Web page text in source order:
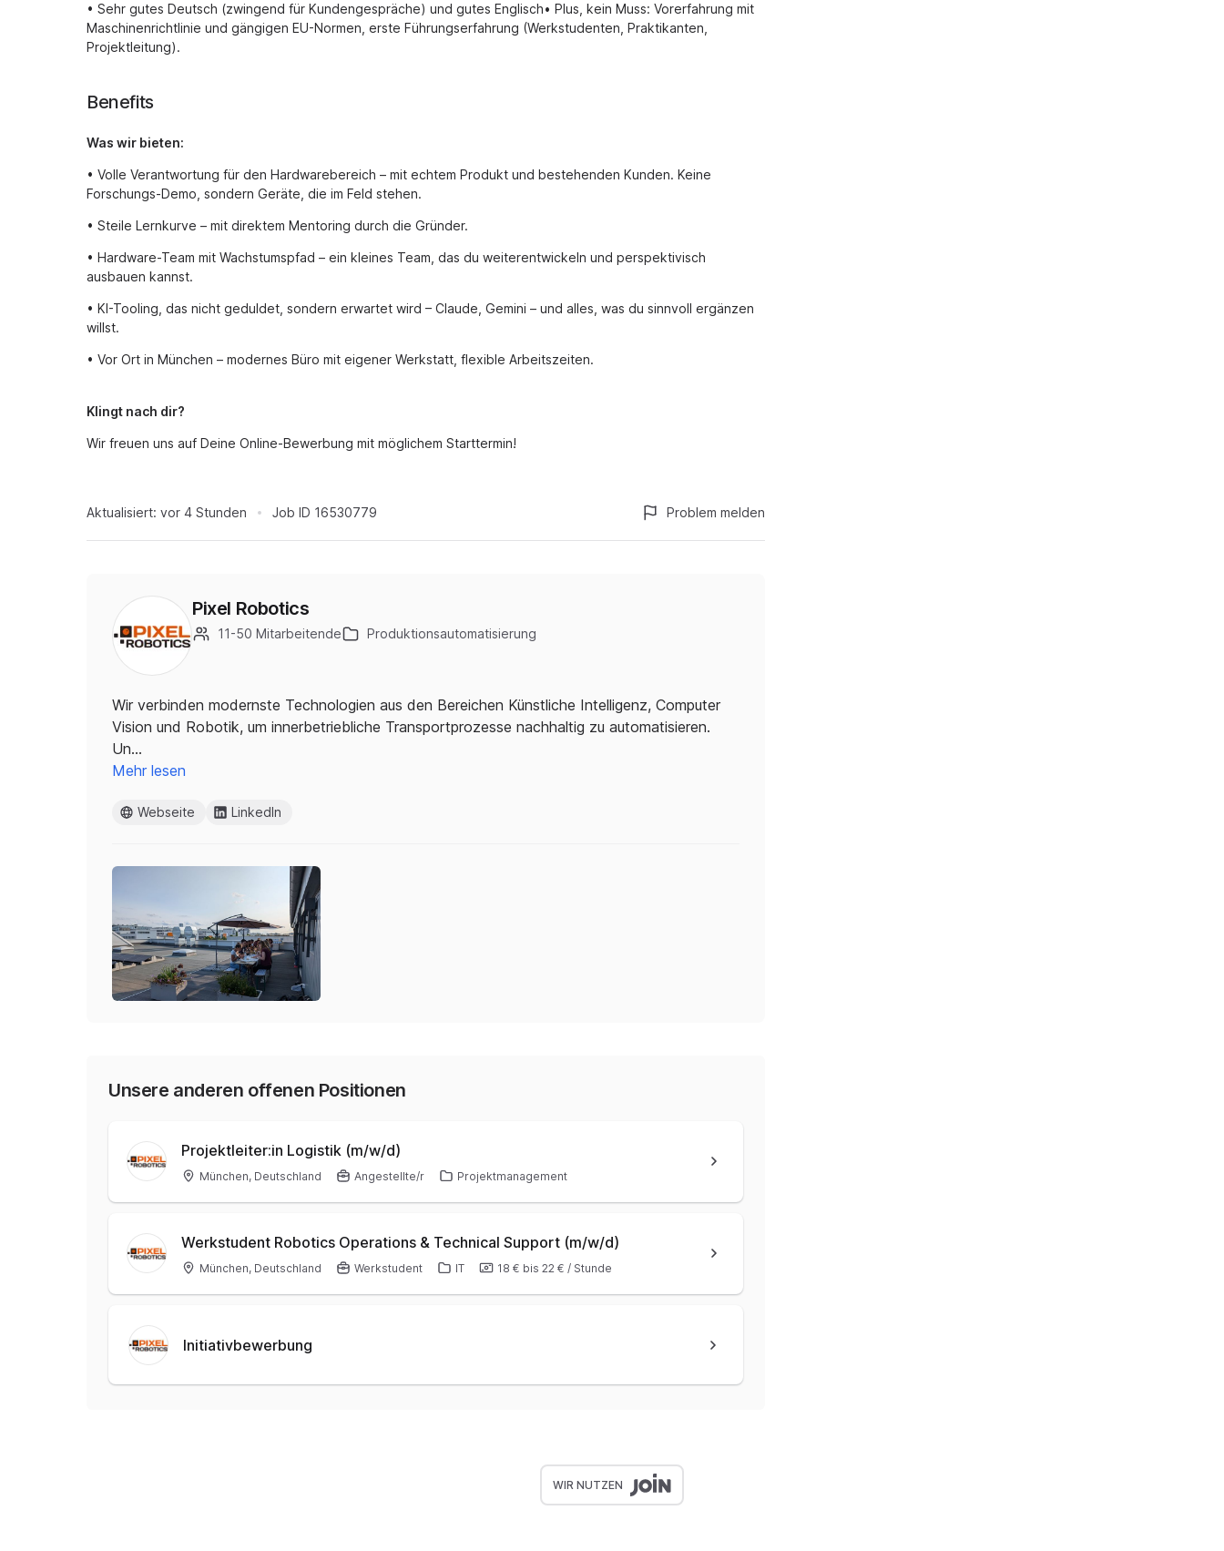
• Sehr gutes Deutsch (zwingend für Kundengespräche) und gutes Englisch• Plus, kein Muss: Vorerfahrung mit
Maschinenrichtlinie und gängigen EU-Normen, erste Führungserfahrung (Werkstudenten, Praktikanten,
Projektleitung).
Benefits
Was wir bieten:
• Volle Verantwortung für den Hardwarebereich – mit echtem Produkt und bestehenden Kunden. Keine
Forschungs-Demo, sondern Geräte, die im Feld stehen.
• Steile Lernkurve – mit direktem Mentoring durch die Gründer.
• Hardware-Team mit Wachstumspfad – ein kleines Team, das du weiterentwickeln und perspektivisch
ausbauen kannst.
• KI-Tooling, das nicht geduldet, sondern erwartet wird – Claude, Gemini – und alles, was du sinnvoll ergänzen
willst.
• Vor Ort in München – modernes Büro mit eigener Werkstatt, flexible Arbeitszeiten.
Klingt nach dir?
Wir freuen uns auf Deine Online-Bewerbung mit möglichem Starttermin!
Aktualisiert: vor 4 Stunden Job ID 16530779 Problem melden
Pixel Robotics
11-50 Mitarbeitende Produktionsautomatisierung
Wir verbinden modernste Technologien aus den Bereichen Künstliche Intelligenz, Computer
Vision und Robotik, um innerbetriebliche Transportprozesse nachhaltig zu automatisieren.
Un…
Mehr lesen
Webseite LinkedIn
Unsere anderen offenen Positionen
Projektleiter:in Logistik (m/w/d)
München, Deutschland Angestellte/r Projektmanagement
Werkstudent Robotics Operations & Technical Support (m/w/d)
München, Deutschland Werkstudent IT 18 € bis 22 € / Stunde
Initiativbewerbung
WIR NUTZEN